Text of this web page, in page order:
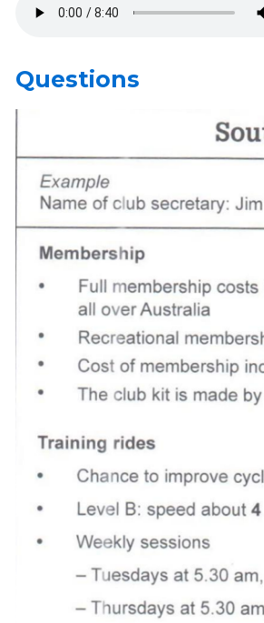
Questions